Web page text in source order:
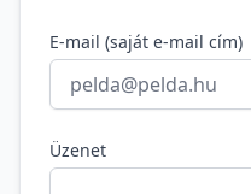
E-mail (saját e-mail cím)
Üzenet